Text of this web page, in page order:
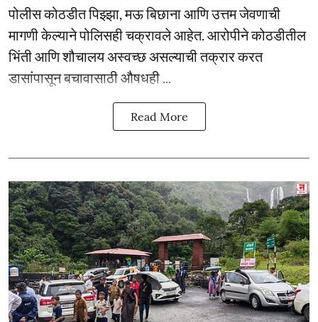
पोलीस कोठडीत पिझ्झा, मऊ बिछाना आणि उत्तम जेवणाची
मागणी केल्याने पोलिसही चक्रावले आहेत. आरोपीने कोठडीतील
भिंती आणि शौचालय अस्वच्छ असल्याची तक्रार करत
डासांपासून बचावासाठी औषधही ...
Read More